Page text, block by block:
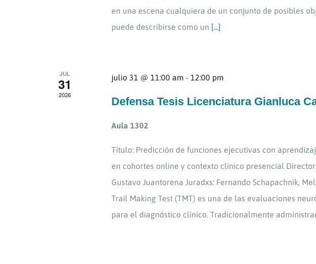
en una escena cualquiera de un conjunto de posibles
puede describirse como un [...]
JUL
31
2026
julio 31 @ 11:00 am - 12:00 pm
Defensa Tesis Licenciatura Gianluca
Aula 1302
Título: Predicción de funciones ejecutivas con
en cohortes online y contexto clínico presencial
Gustavo Juantorena Juradxs: Fernando Schapachnik,
Trail Making Test (TMT) es una de las evaluaciones
para el diagnóstico clínico. Tradicionalmente